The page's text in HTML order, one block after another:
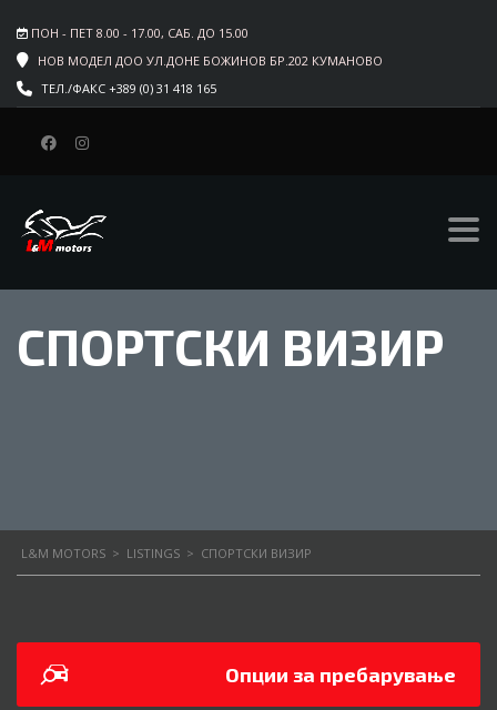
ПОН - ПЕТ 8.00 - 17.00, САБ. ДО 15.00
НОВ МОДЕЛ ДОО УЛ.ДОНЕ БОЖИНОВ БР.202 КУМАНОВО
ТЕЛ./ФАКС +389 (0) 31 418 165
СПОРТСКИ ВИЗИР
L&M MOTORS > LISTINGS > СПОРТСКИ ВИЗИР
Опции за пребарување